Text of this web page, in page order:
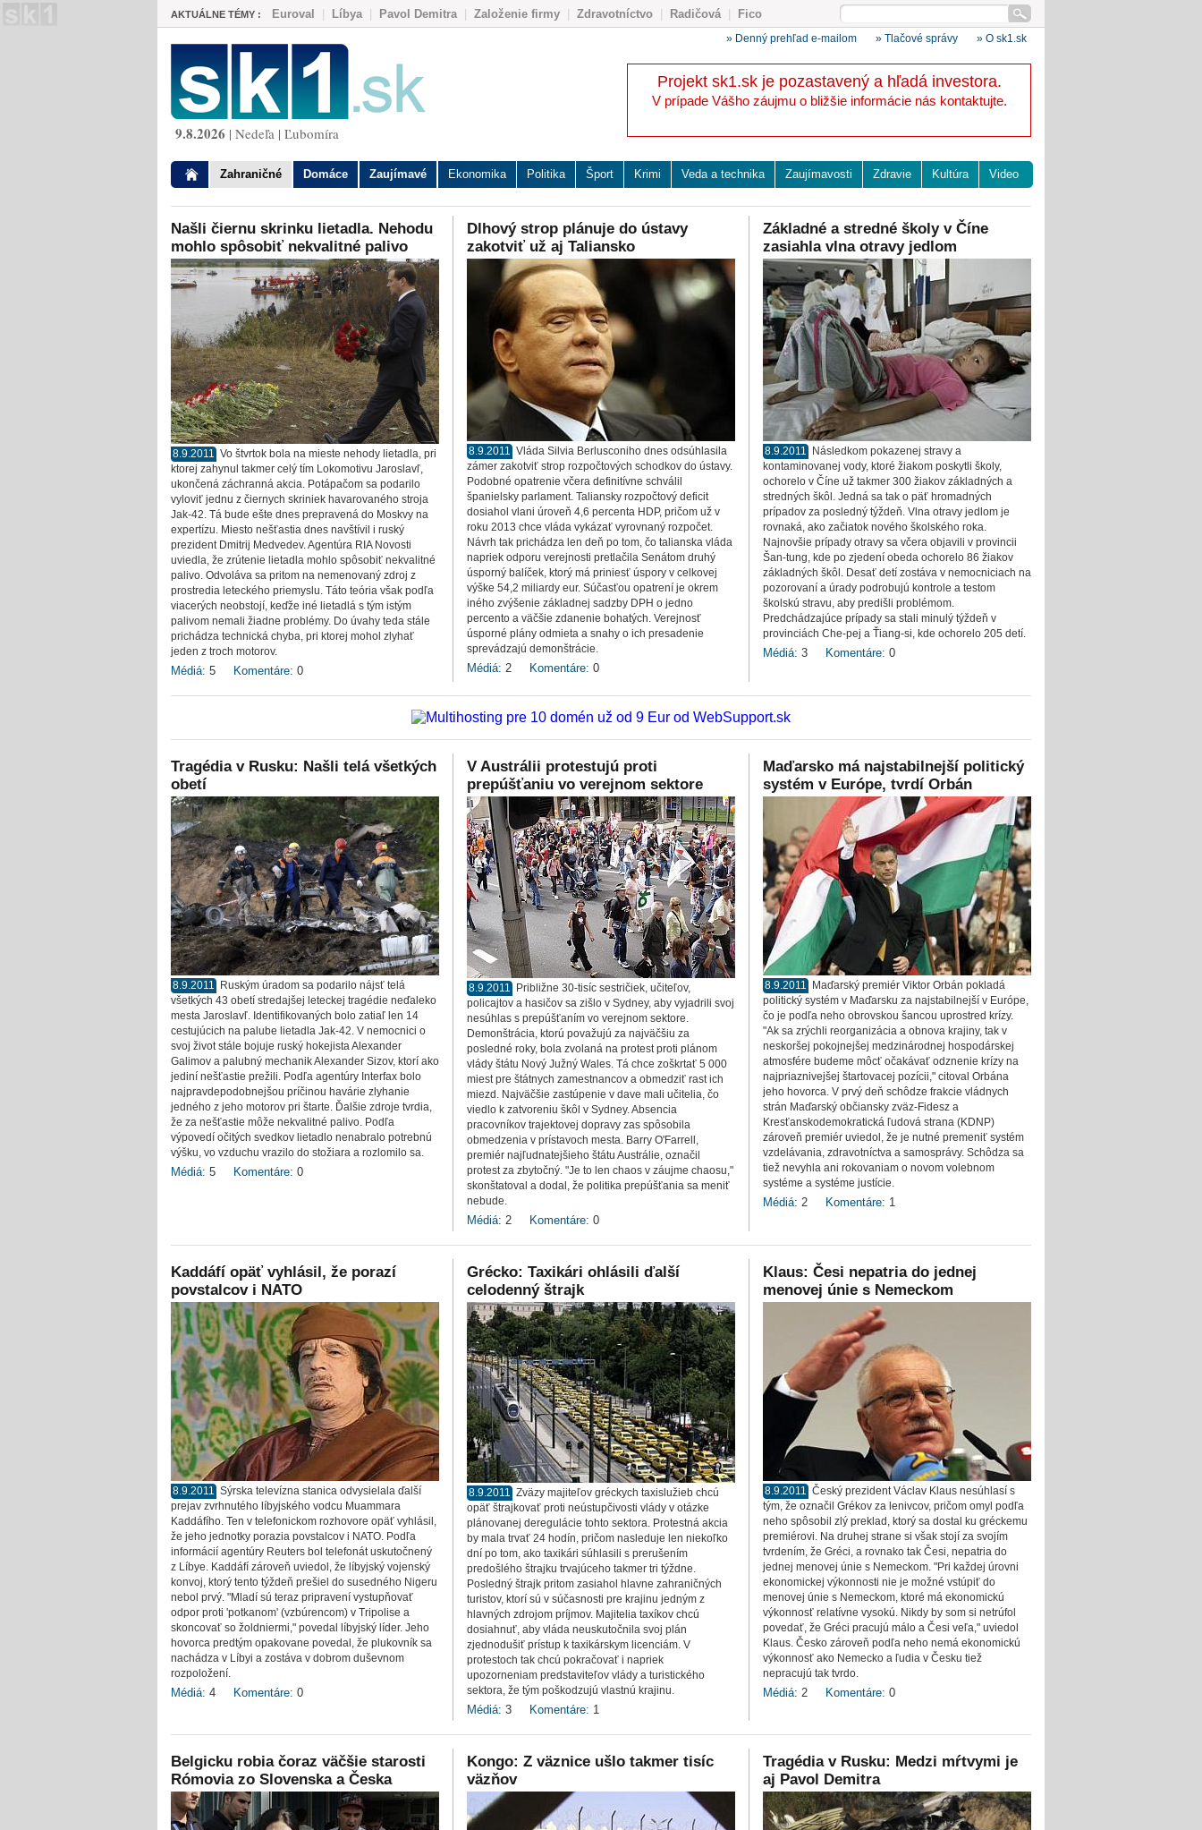
AKTUÁLNE TÉMY : Euroval Líbya| Pavol Demitra| Založenie firmy Zdravotníctvo Radičová| Fico
9.8.2026 | Nedeľa | Ľubomíra
» Denný prehľad e-mailom » Tlačové správy » O sk1.sk
Projekt sk1.sk je pozastavený a hľadá investora.
V prípade Vášho záujmu o bližšie informácie nás kontaktujte.
Zahraničné Domáce Zaujímavé Ekonomika Politika Šport Krimi Veda a technika Zaujímavosti Zdravie Kultúra Video
Našli čiernu skrinku lietadla. Nehodu
mohlo spôsobiť nekvalitné palivo
8.9.2011 Vo štvrtok bola na mieste nehody lietadla, pri
ktorej zahynul takmer celý tím Lokomotivu Jaroslavľ,
ukončená záchranná akcia. Potápačom sa podarilo
vyloviť jednu z čiernych skriniek havarovaného stroja
Jak-42. Tá bude ešte dnes prepravená do Moskvy na
expertízu. Miesto nešťastia dnes navštívil i ruský
prezident Dmitrij Medvedev. Agentúra RIA Novosti
uviedla, že zrútenie lietadla mohlo spôsobiť nekvalitné
palivo. Odvoláva sa pritom na nemenovaný zdroj z
prostredia leteckého priemyslu. Táto teória však podľa
viacerých neobstojí, keďže iné lietadlá s tým istým
palivom nemali žiadne problémy. Do úvahy teda stále
prichádza technická chyba, pri ktorej mohol zlyhať
jeden z troch motorov.
Médiá: 5 Komentáre: 0
Dlhový strop plánuje do ústavy
zakotviť už aj Taliansko
8.9.2011 Vláda Silvia Berlusconiho dnes odsúhlasila
zámer zakotviť strop rozpočtových schodkov do ústavy.
Podobné opatrenie včera definitívne schválil
španielsky parlament. Taliansky rozpočtový deficit
dosiahol vlani úroveň 4,6 percenta HDP, pričom už v
roku 2013 chce vláda vykázať vyrovnaný rozpočet.
Návrh tak prichádza len deň po tom, čo talianska vláda
napriek odporu verejnosti pretlačila Senátom druhý
úsporný balíček, ktorý má priniesť úspory v celkovej
výške 54,2 miliardy eur. Súčasťou opatrení je okrem
iného zvýšenie základnej sadzby DPH o jedno
percento a väčšie zdanenie bohatých. Verejnosť
úsporné plány odmieta a snahy o ich presadenie
sprevádzajú demonštrácie.
Médiá: 2 Komentáre: 0
Základné a stredné školy v Číne
zasiahla vlna otravy jedlom
8.9.2011
Následkom pokazenej stravy a
kontaminovanej vody, ktoré žiakom poskytli školy,
ochorelo v Číne už takmer 300 žiakov základných a
stredných škôl. Jedná sa tak o päť hromadných
prípadov za posledný týždeň. Vlna otravy jedlom je
rovnaká, ako začiatok nového školského roka.
Najnovšie prípady otravy sa včera objavili v provincii
Šan-tung, kde po zjedení obeda ochorelo 86 žiakov
základných škôl. Desať detí zostáva v nemocniciach na
pozorovaní a úrady podrobujú kontrole a testom
školskú stravu, aby predišli problémom.
Predchádzajúce prípady sa stali minulý týždeň v
provinciách Che-pej a Ťiang-si, kde ochorelo 205 detí.
Médiá: 3 Komentáre: 0
Tragédia v Rusku: Našli telá všetkých
obetí
8.9.2011
Ruským úradom sa podarilo nájsť telá
všetkých 43 obetí stredajšej leteckej tragédie neďaleko
mesta Jaroslavľ. Identifikovaných bolo zatiaľ len 14
cestujúcich na palube lietadla Jak-42. V nemocnici o
svoj život stále bojuje ruský hokejista Alexander
Galimov a palubný mechanik Alexander Sizov, ktorí ako
jediní nešťastie prežili. Podľa agentúry Interfax bolo
najpravdepodobnejšou príčinou havárie zlyhanie
jedného z jeho motorov pri štarte. Ďalšie zdroje tvrdia,
že za nešťastie môže nekvalitné palivo. Podľa
výpovedí očitých svedkov lietadlo nenabralo potrebnú
výšku, vo vzduchu vrazilo do stožiara a rozlomilo sa.
Médiá: 5 Komentáre: 0
V Austrálii protestujú proti
prepúšťaniu vo verejnom sektore
8.9.2011
Približne 30-tisíc sestričiek, učiteľov,
policajtov a hasičov sa zišlo v Sydney, aby vyjadrili svoj
nesúhlas s prepúšťaním vo verejnom sektore.
Demonštrácia, ktorú považujú za najväčšiu za
posledné roky, bola zvolaná na protest proti plánom
vlády štátu Nový Južný Wales. Tá chce zoškrtať 5 000
miest pre štátnych zamestnancov a obmedziť rast ich
miezd. Najväčšie zastúpenie v dave mali učitelia, čo
viedlo k zatvoreniu škôl v Sydney. Absencia
pracovníkov trajektovej dopravy zas spôsobila
obmedzenia v prístavoch mesta. Barry O'Farrell,
premiér najľudnatejšieho štátu Austrálie, označil
protest za zbytočný. "Je to len chaos v záujme chaosu,"
skonštatoval a dodal, že politika prepúšťania sa meniť
nebude.
Médiá: 2 Komentáre: 0
Maďarsko má najstabilnejší politický
systém v Európe, tvrdí Orbán
8.9.2011
Maďarský premiér Viktor Orbán pokladá
politický systém v Maďarsku za najstabilnejší v Európe,
čo je podľa neho obrovskou šancou uprostred krízy.
"Ak sa zrýchli reorganizácia a obnova krajiny, tak v
neskoršej pokojnejšej medzinárodnej hospodárskej
atmosfére budeme môcť očakávať odznenie krízy na
najpriaznivejšej štartovacej pozícii," citoval Orbána
jeho hovorca. V prvý deň schôdze frakcie vládnych
strán Maďarský občiansky zväz-Fidesz a
Kresťanskodemokratická ľudová strana (KDNP)
zároveň premiér uviedol, že je nutné premeniť systém
vzdelávania, zdravotníctva a samosprávy. Schôdza sa
tiež nevyhla ani rokovaniam o novom volebnom
systéme a systéme justície.
Médiá: 2 Komentáre: 1
Kaddáfí opäť vyhlásil, že porazí
povstalcov i NATO
8.9.2011 Sýrska televízna stanica odvysielala ďalší
prejav zvrhnutého líbyjského vodcu Muammara
Kaddáfího. Ten v telefonickom rozhovore opäť vyhlásil,
že jeho jednotky porazia povstalcov i NATO. Podľa
informácií agentúry Reuters bol telefonát uskutočnený
z Líbye. Kaddáfí zároveň uviedol, že líbyjský vojenský
konvoj, ktorý tento týždeň prešiel do susedného Nigeru
nebol prvý. "Mladí sú teraz pripravení vystupňovať
odpor proti 'potkanom' (vzbúrencom) v Tripolise a
skoncovať so žoldniermi," povedal líbyjský líder. Jeho
hovorca predtým opakovane povedal, že plukovník sa
nachádza v Líbyi a zostáva v dobrom duševnom
rozpoložení.
Médiá: 4 Komentáre: 0
Grécko: Taxikári ohlásili ďalší
celodenný štrajk
8.9.2011 Zväzy majiteľov gréckych taxislužieb chcú
opäť štrajkovať proti neústupčivosti vlády v otázke
plánovanej deregulácie tohto sektora. Protestná akcia
by mala trvať 24 hodín, pričom nasleduje len niekoľko
dní po tom, ako taxikári súhlasili s prerušením
predošlého štrajku trvajúceho takmer tri týždne.
Posledný štrajk pritom zasiahol hlavne zahraničných
turistov, ktorí sú v súčasnosti pre krajinu jedným z
hlavných zdrojom príjmov. Majitelia taxíkov chcú
dosiahnuť, aby vláda neuskutočnila svoj plán
zjednodušiť prístup k taxikárskym licenciám. V
protestoch tak chcú pokračovať i napriek
upozorneniam predstaviteľov vlády a turistického
sektora, že tým poškodzujú vlastnú krajinu.
Médiá: 3 Komentáre: 1
Klaus: Česi nepatria do jednej
menovej únie s Nemeckom
8.9.2011 Český prezident Václav Klaus nesúhlasí s
tým, že označil Grékov za lenivcov, pričom omyl podľa
neho spôsobil zlý preklad, ktorý sa dostal ku gréckemu
premiérovi. Na druhej strane si však stojí za svojím
tvrdením, že Gréci, a rovnako tak Česi, nepatria do
jednej menovej únie s Nemeckom. "Pri každej úrovni
ekonomickej výkonnosti nie je možné vstúpiť do
menovej únie s Nemeckom, ktoré má ekonomickú
výkonnosť relatívne vysokú. Nikdy by som si netrúfol
povedať, že Gréci pracujú málo a Česi veľa," uviedol
Klaus. Česko zároveň podľa neho nemá ekonomickú
výkonnosť ako Nemecko a ľudia v Česku tiež
nepracujú tak tvrdo.
Médiá: 2 Komentáre: 0
Belgicku robia čoraz väčšie starosti
Rómovia zo Slovenska a Česka
Kongo: Z väznice ušlo takmer tisíc
väzňov
Tragédia v Rusku: Medzi mŕtvymi je
aj Pavol Demitra